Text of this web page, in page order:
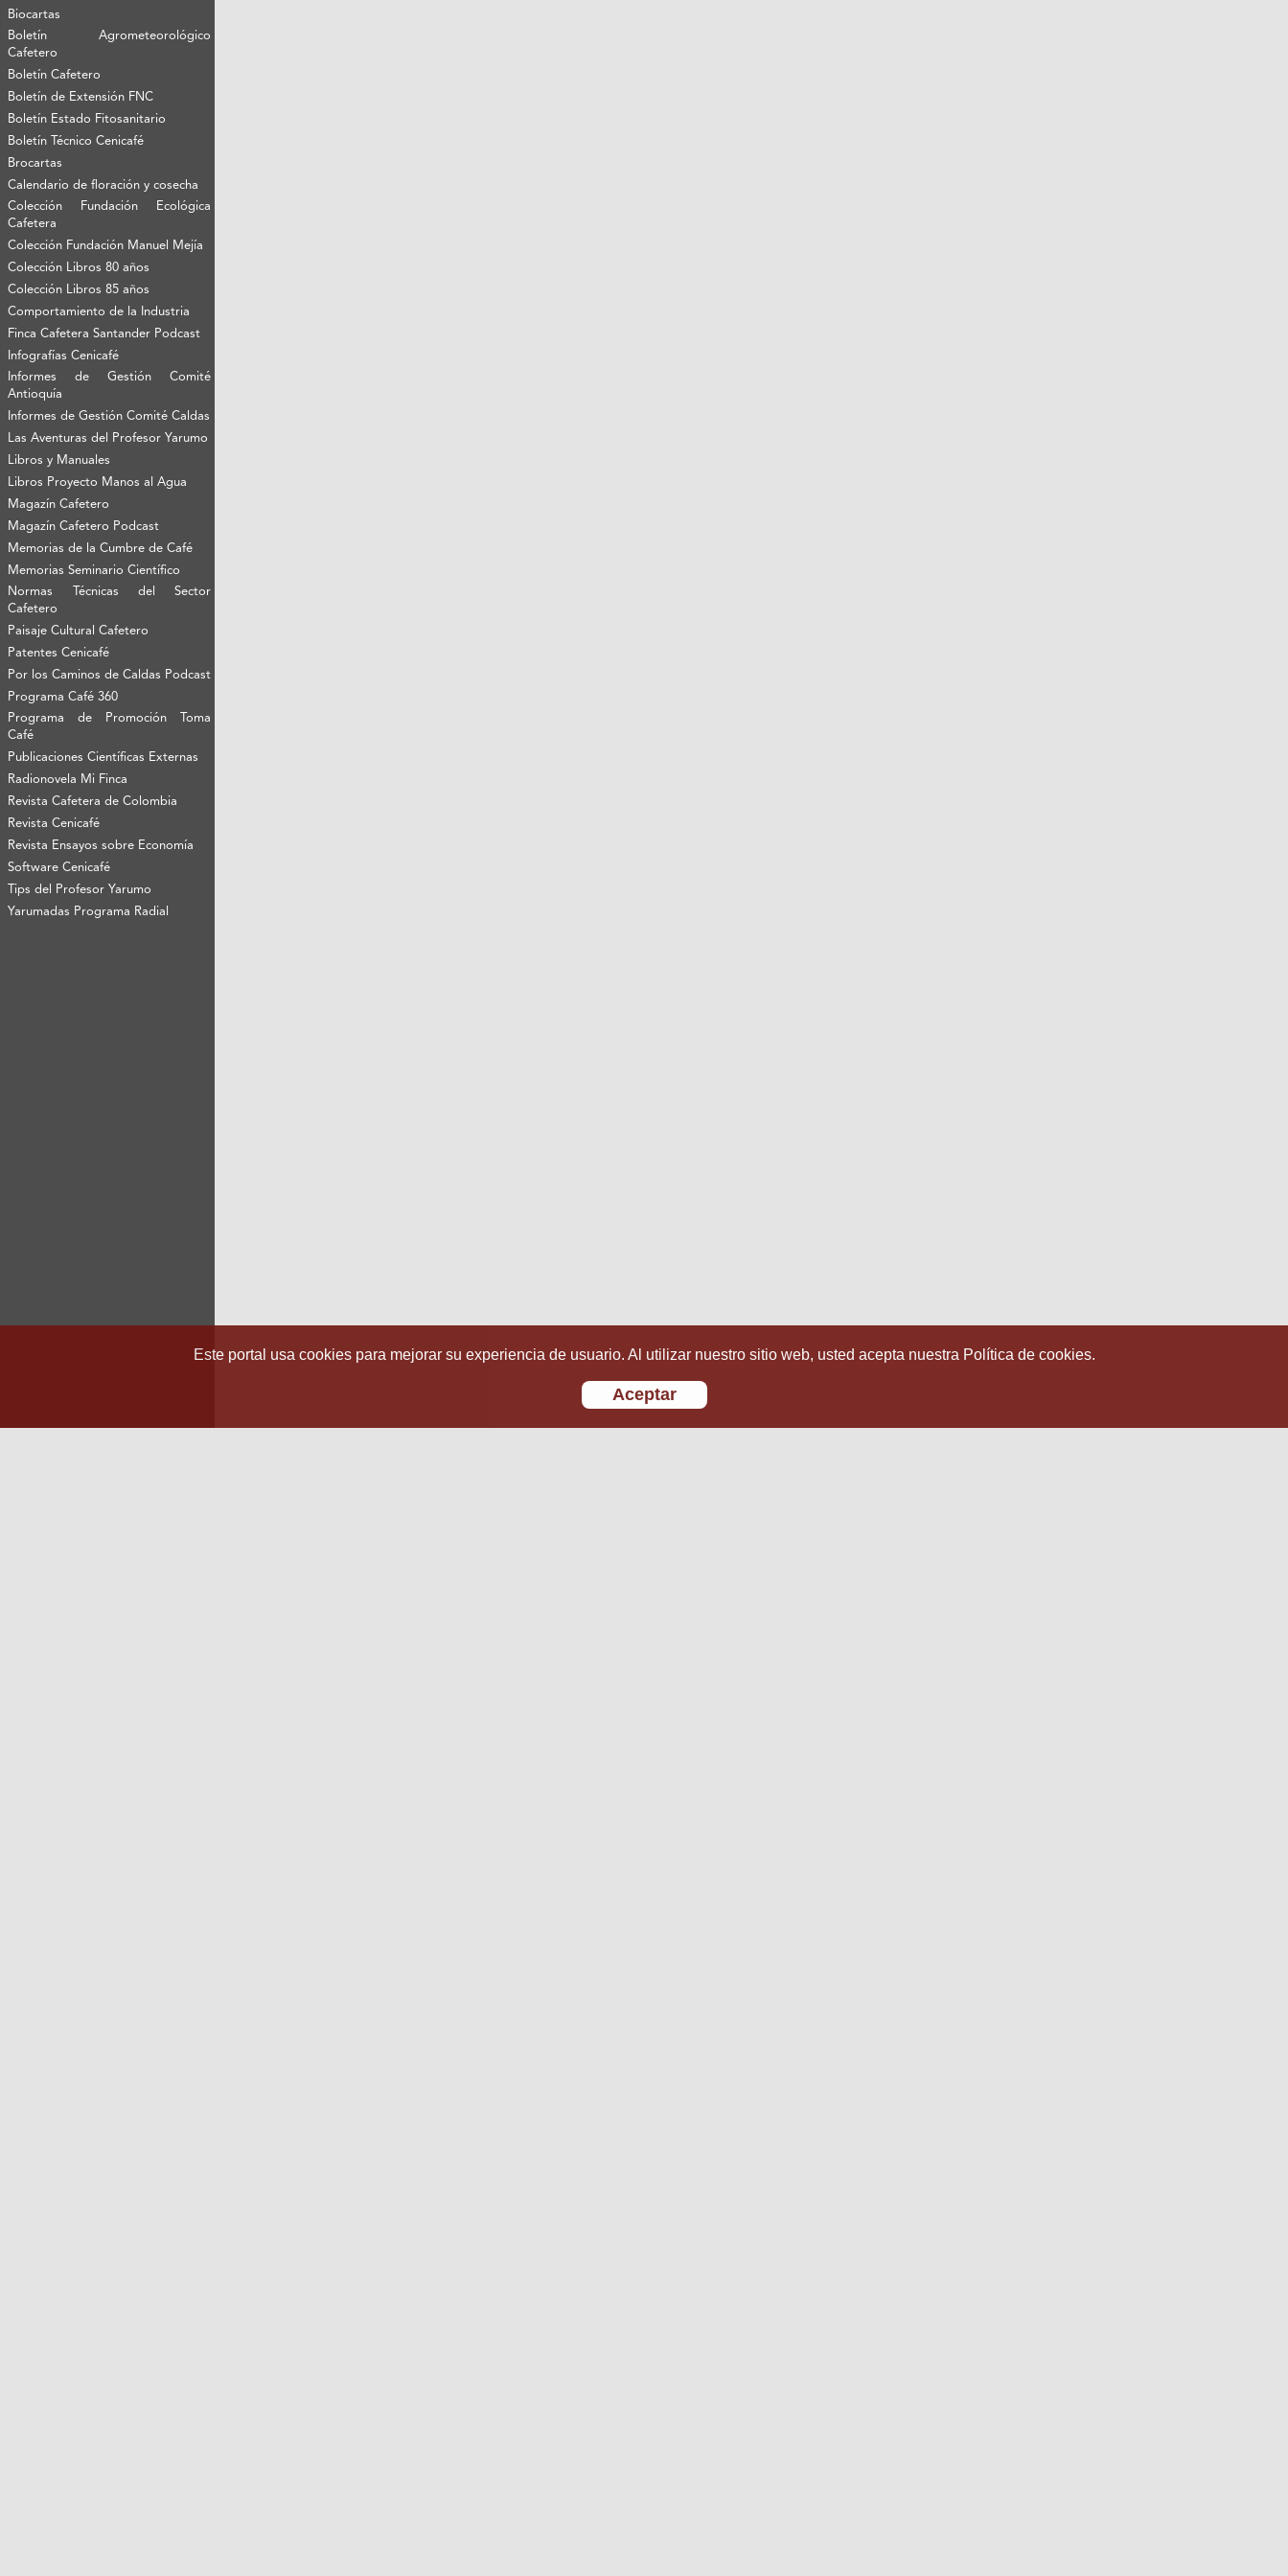
Biocartas
Boletín Agrometeorológico
Cafetero
Boletín Cafetero
Boletín de Extensión FNC
Boletín Estado Fitosanitario
Boletín Técnico Cenicafé
Brocartas
Calendario de floración y cosecha
Colección Fundación Ecológica
Cafetera
Colección Fundación Manuel Mejía
Colección Libros 80 años
Colección Libros 85 años
Comportamiento de la Industria
Finca Cafetera Santander Podcast
Infografías Cenicafé
Informes de Gestión Comité
Antioquía
Informes de Gestión Comité Caldas
Las Aventuras del Profesor Yarumo
Libros y Manuales
Libros Proyecto Manos al Agua
Magazín Cafetero
Magazín Cafetero Podcast
Memorias de la Cumbre de Café
Memorias Seminario Científico
Normas Técnicas del Sector
Cafetero
Paisaje Cultural Cafetero
Patentes Cenicafé
Por los Caminos de Caldas Podcast
Programa Café 360
Programa de Promoción Toma
Café
Publicaciones Científicas Externas
Radionovela Mi Finca
Revista Cafetera de Colombia
Revista Cenicafé
Revista Ensayos sobre Economía
Software Cenicafé
Tips del Profesor Yarumo
Yarumadas Programa Radial
Este portal usa cookies para mejorar su experiencia de usuario. Al utilizar nuestro sitio web, usted acepta nuestra Política de cookies.
Aceptar